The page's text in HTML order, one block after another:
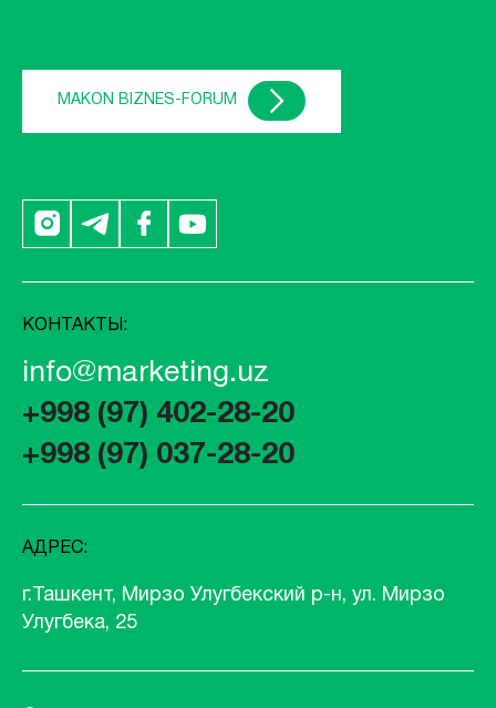
MAKON BIZNES-FORUM
КОНТАКТЫ:
info@marketing.uz
+998 (97) 402-28-20
+998 (97) 037-28-20
АДРЕС:
г.Ташкент, Мирзо Улугбекский р-н, ул. Мирзо
Улугбека, 25